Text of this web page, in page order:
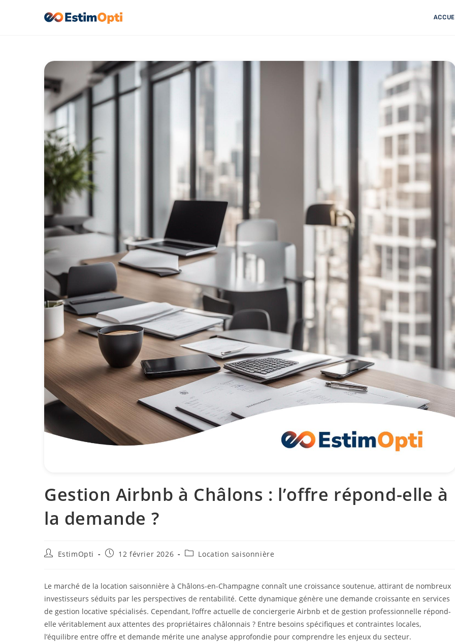
Gestion Airbnb à Châlons : l’offre répond-elle à
la demande ?
EstimOpti 12 février 2026 Location saisonnière
Le marché de la location saisonnière à Châlons-en-Champagne connaît une croissance soutenue, attirant de nombreux
investisseurs séduits par les perspectives de rentabilité. Cette dynamique génère une demande croissante en services
de gestion locative spécialisés. Cependant, l’offre actuelle de conciergerie Airbnb et de gestion professionnelle répond-
elle véritablement aux attentes des propriétaires châlonnais ? Entre besoins spécifiques et contraintes locales,
l’équilibre entre offre et demande mérite une analyse approfondie pour comprendre les enjeux du secteur.